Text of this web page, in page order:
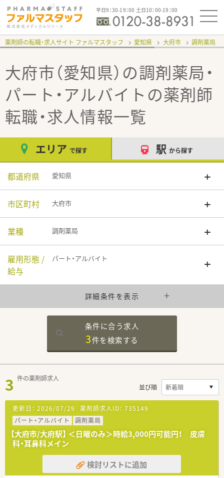
平日9：30-19：00 土日10：00-19：00
薬剤師の転職・求人サイト ファルマスタッフ 愛知県 大府市 調剤薬局
大府市（愛知県）の調剤薬局・
パート・アルバイト の薬剤師
転職・求人情報一覧
エリア で探す 駅 から探す
都道府県 愛知県
市区町村 大府市
業種 調剤薬局
雇用形態 /
給与
パート・アルバイト
詳細条件を表示
条件に合う求人
3件を検索する
3 件の薬剤師求人
並び順
更新日： 2026/07/29 薬剤師求人ID： 735149
パート・アルバイト
調剤薬局
【大府市/大府駅】 ＜日曜のみ＞時給3,000円可能円！ 皮膚
科・耳鼻科メイン
検討リストに追加